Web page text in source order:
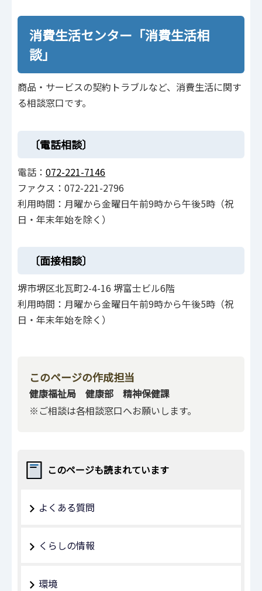
消費生活センター「消費生活相
談」
商品・サービスの契約トラブルなど、消費生活に関す
る相談窓口です。
〔電話相談〕
電話： 072-221-7146
ファクス：072-221-2796
利用時間：月曜から金曜日午前9時から午後5時（祝
日・年末年始を除く）
〔面接相談〕
堺市堺区北瓦町2-4-16 堺富士ビル6階
利用時間：月曜から金曜日午前9時から午後5時（祝
日・年末年始を除く）
このページの作成担当
健康福祉局 健康部 精神保健課
※ご相談は各相談窓口へお願いします。
このページも読まれています
よくある質問
くらしの情報
環境